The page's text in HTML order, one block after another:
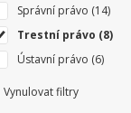
Správní právo (14)
Trestní právo (8)
Ústavní právo (6)
Vynulovat filtry